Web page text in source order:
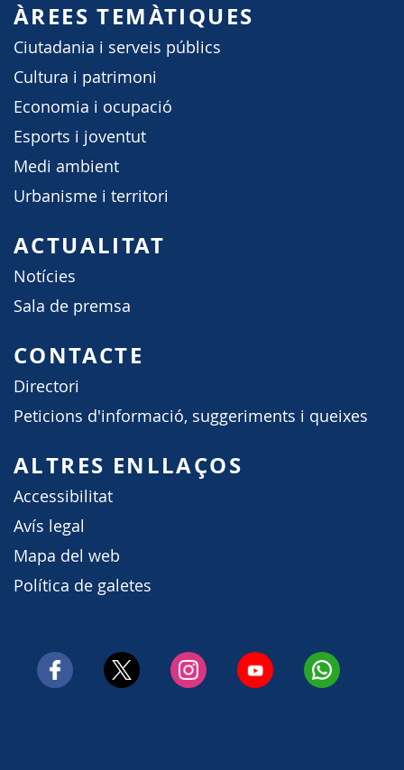
ÀREES TEMÀTIQUES
Ciutadania i serveis públics
Cultura i patrimoni
Economia i ocupació
Esports i joventut
Medi ambient
Urbanisme i territori
ACTUALITAT
Notícies
Sala de premsa
CONTACTE
Directori
Peticions d'informació, suggeriments i queixes
ALTRES ENLLAÇOS
Accessibilitat
Avís legal
Mapa del web
Política de galetes